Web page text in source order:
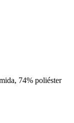
74% poliéster